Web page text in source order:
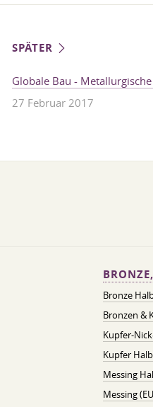
SPÄTER
Globale Bau -
27 Februar 2017
Bronze
Bronzen &
Kupfer-
Kupfer
Messing
Messing